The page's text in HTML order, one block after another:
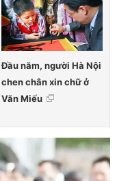
Đầu năm, người Hà Nội
chen chân xin chữ ở
Văn Miếu